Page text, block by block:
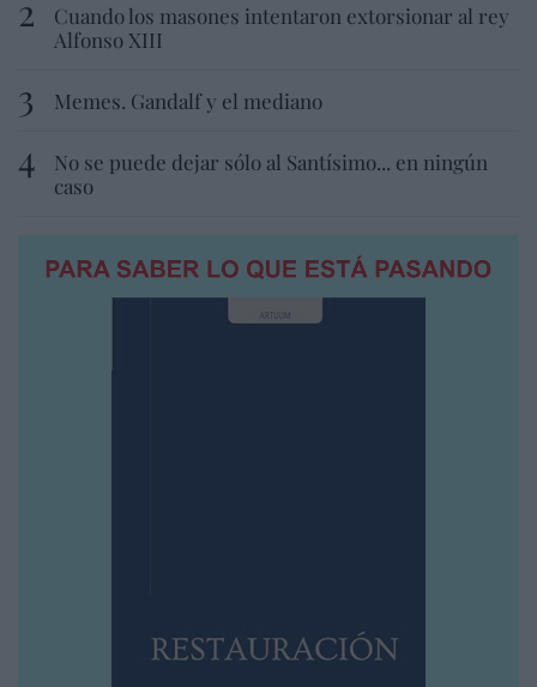
Cuando los masones intentaron extorsionar al rey
Alfonso XIII
Memes. Gandalf y el mediano
No se puede dejar sólo al Santísimo... en ningún
caso